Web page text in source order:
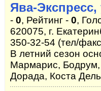
Ява-Экспресс,
- 0, Рейтинг - 0,
620075, г.
350-32-54 (тел/
В летний сезон
Мармарис, Бодрум,
Дорада, Коста